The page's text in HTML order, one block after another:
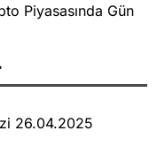
Piyasasında Gün
26.04.2025